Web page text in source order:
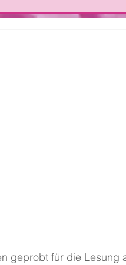
geprobt für die Lesung